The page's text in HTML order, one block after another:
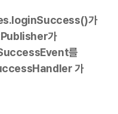
가
가
를
가